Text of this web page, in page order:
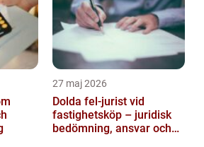
27 maj 2026
Dolda fel-jurist vid
fastighetsköp – juridisk
bedömning, ansvar och